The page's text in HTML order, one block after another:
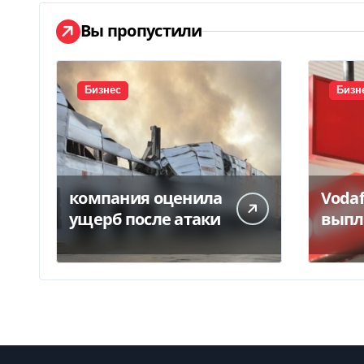
и
с
я
м
Вы пропустили
Бизнес
компания оценила
ущерб после атаки
грн